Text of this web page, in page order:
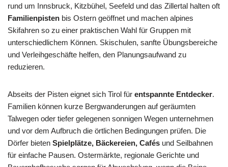
rund um Innsbruck, Kitzbühel, Seefeld und das Zillertal halten oft
Familienpisten bis Ostern geöffnet und machen alpines
Skifahren so zu einer praktischen Wahl für Gruppen mit
unterschiedlichem Können. Skischulen, sanfte Übungsbereiche
und Verleihgeschäfte helfen, den Planungsaufwand zu
reduzieren.
Abseits der Pisten eignet sich Tirol für entspannte Entdecker.
Familien können kurze Bergwanderungen auf geräumten
Talwegen oder tiefer gelegenen sonnigen Wegen unternehmen
und vor dem Aufbruch die örtlichen Bedingungen prüfen. Die
Dörfer bieten Spielplätze, Bäckereien, Cafés und Seilbahnen
für einfache Pausen. Ostermärkte, regionale Gerichte und